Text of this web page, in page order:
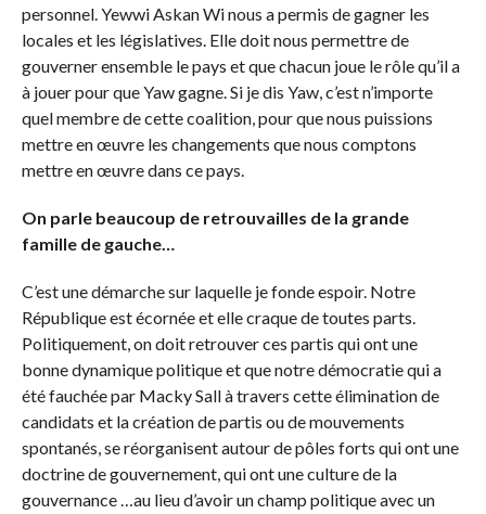
personnel. Yewwi Askan Wi nous a permis de gagner les
locales et les législatives. Elle doit nous permettre de
gouverner ensemble le pays et que chacun joue le rôle qu’il a
à jouer pour que Yaw gagne. Si je dis Yaw, c’est n’importe
quel membre de cette coalition, pour que nous puissions
mettre en œuvre les changements que nous comptons
mettre en œuvre dans ce pays.
On parle beaucoup de retrouvailles de la grande
famille de gauche…
C’est une démarche sur laquelle je fonde espoir. Notre
République est écornée et elle craque de toutes parts.
Politiquement, on doit retrouver ces partis qui ont une
bonne dynamique politique et que notre démocratie qui a
été fauchée par Macky Sall à travers cette élimination de
candidats et la création de partis ou de mouvements
spontanés, se réorganisent autour de pôles forts qui ont une
doctrine de gouvernement, qui ont une culture de la
gouvernance …au lieu d’avoir un champ politique avec un